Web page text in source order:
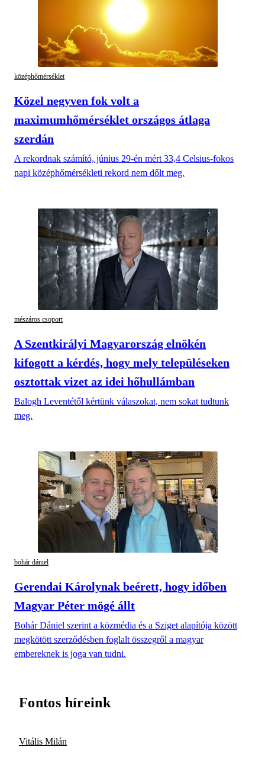
középhőmérséklet
Közel negyven fok volt a
maximumhőmérséklet országos átlaga
szerdán
A rekordnak számító, június 29-én mért 33,4 Celsius-fokos
napi középhőmérsékleti rekord nem dőlt meg.
mészáros csoport
A Szentkirályi Magyarország elnökén
kifogott a kérdés, hogy mely településeken
osztottak vizet az idei hőhullámban
Balogh Leventétől kértünk válaszokat, nem sokat tudtunk
meg.
bohár dániel
Gerendai Károlynak beérett, hogy időben
Magyar Péter mögé állt
Bohár Dániel szerint a közmédia és a Sziget alapítója között
megkötött szerződésben foglalt összegről a magyar
embereknek is joga van tudni.
Fontos híreink
Vitális Milán